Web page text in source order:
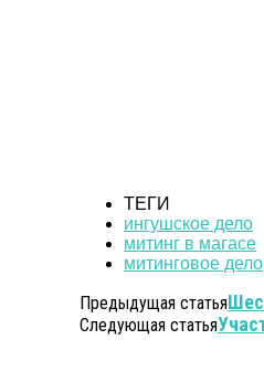
ТЕГИ
ингушское дело
митинг в магасе
митинговое дело
Предыдущая статья
Следующая статья